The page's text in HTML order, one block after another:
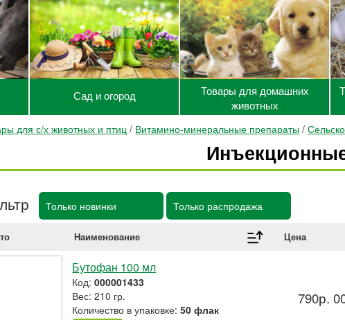
Сад и огород
Товары для домашних
животных
для с/х животных и птиц / Витамино-минеральные препараты /
Только новинки Только распродажа
Наименование Цена
Бутофан 100 мл
Код:000001433
Вес: 210 гр.
Количество в упаковке:50 флак
790р.